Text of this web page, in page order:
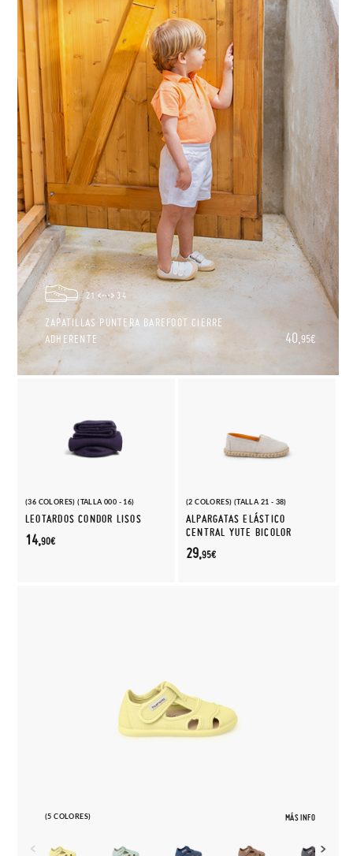
21 34
ZAPATILLAS PUNTERA BAREFOOT CIERRE
ADHERENTE
40, 95€
(36 COLORES) (TALLA 000 - 16)
LEOTARDOS CONDOR LISOS
14,90€
(2 COLORES) (TALLA 21 - 38)
ALPARGATAS ELÁSTICO
CENTRAL YUTE BICOLOR
29,95€
(5 COLORES) MÁS INFO